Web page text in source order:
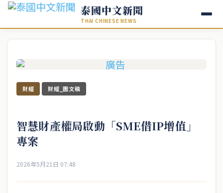
泰國中文新聞
THAI CHINESE NEWS
財經 財經_圖文稿
智慧財產權局啟動「SME借IP增值」
專案
2026年5月21日 07:48